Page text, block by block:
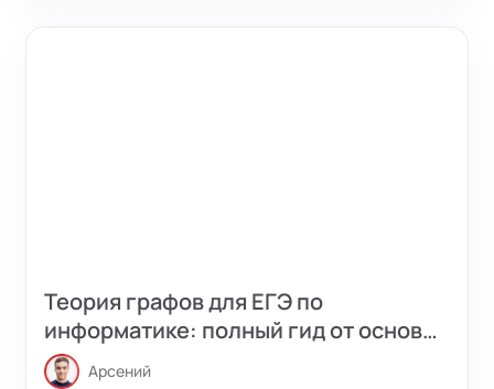
Теория графов для ЕГЭ по
информатике: полный гид от основ
до решения задач
Арсений